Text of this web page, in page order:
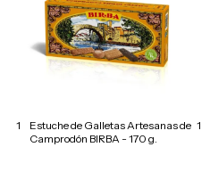
1
Estuche de Galletas Artesanas de
Camprodón BIRBA - 170 g.
1